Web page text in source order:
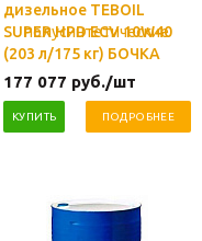
дизельное TEBOIL
SUPER HPD ECV 10W40
(203 л/175 кг) БОЧКА
177 077 руб./шт
КУПИТЬ ПОДРОБНЕЕ